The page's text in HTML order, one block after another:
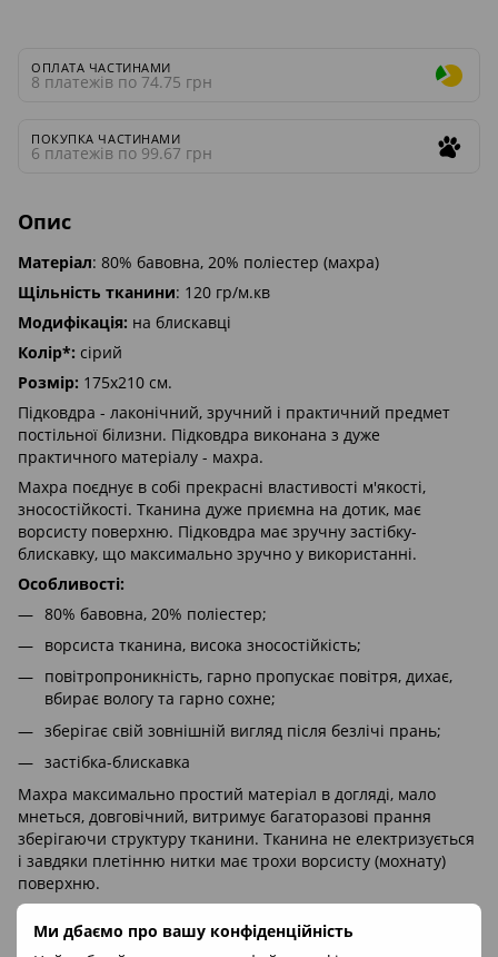
Ми дбаємо про вашу конфіденційність
ОПЛАТА ЧАСТИНАМИ
8 платежів по 74.75 грн
ПОКУПКА ЧАСТИНАМИ
6 платежів по 99.67 грн
Опис
Матеріал: 80% бавовна, 20% поліестер (махра)
Щільність тканини: 120 гр/м.кв
Модифікація: на блискавці
Колір*: сірий
Розмір: 175х210 см.
Підковдра - лаконічний, зручний і практичний предмет
постільної білизни. Підковдра виконана з дуже
практичного матеріалу - махра.
Махра поєднує в собі прекрасні властивості м'якості,
зносостійкості. Тканина дуже приємна на дотик, має
ворсисту поверхню. Підковдра має зручну застібку-
блискавку, що максимально зручно у використанні.
Особливості:
80% бавовна, 20% поліестер;
ворсиста тканина, висока зносостійкість;
повітропроникність, гарно пропускає повітря, дихає,
вбирає вологу та гарно сохне;
зберігає свій зовнішній вигляд після безлічі прань;
застібка-блискавка
Махра максимально простий матеріал в догляді, мало
мнеться, довговічний, витримує багаторазові прання
зберігаючи структуру тканини. Тканина не електризується
і завдяки плетінню нитки має трохи ворсисту (мохнату)
поверхню.
Завдяки різноманітності предметів постільної білизни
представлених ТМ Sleep Care, можна з легкістю зібрати